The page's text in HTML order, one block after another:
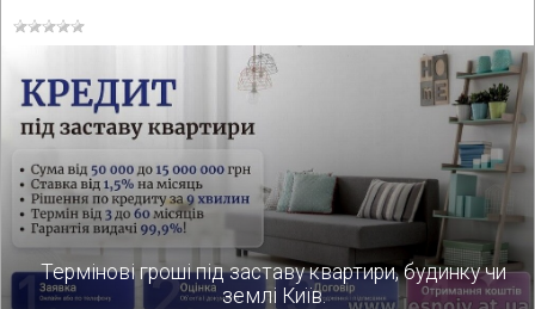
Термінові гроші під заставу квартири, будинку чи
землі Київ.